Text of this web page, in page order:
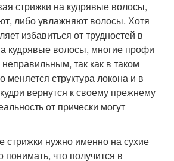
стрижки на кудрявые волосы,
либо увлажняют волосы. Хотя
избавиться от трудностей в
кудрявые волосы, многие профи
так как в таком
меняется структура локона и в
вернутся к своему прежнему
от прически могут
стрижки нужно именно на сухие
понимать, что получится в